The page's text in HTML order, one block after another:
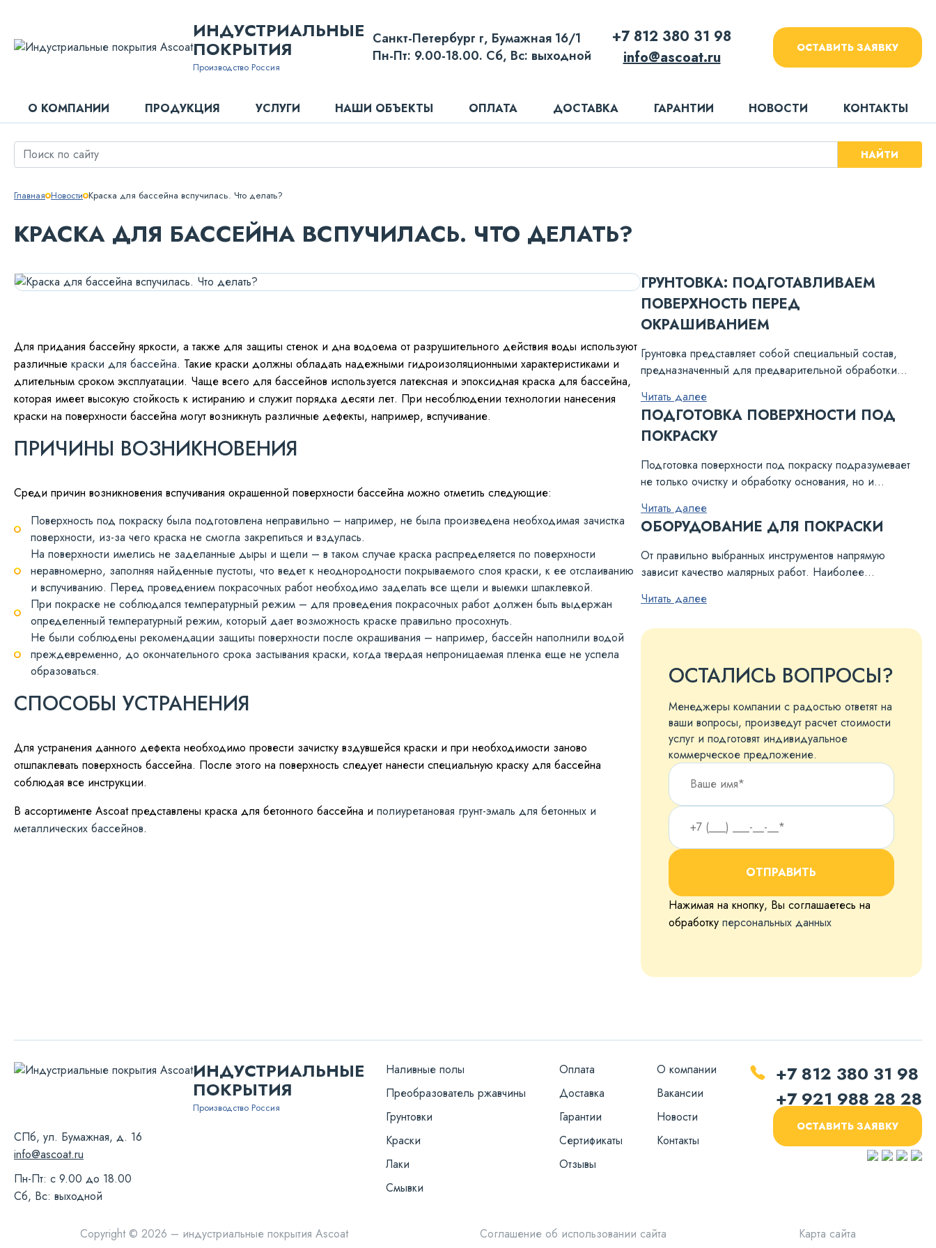
ИНДУСТРИАЛЬНЫЕ
ПОКРЫТИЯ
Производство Россия
Санкт-Петербург г, Бумажная 16/1
Пн-Пт: 9.00-18.00. Сб, Вс: выходной
+7 812 380 31 98
info@ascoat.ru
ОСТАВИТЬ ЗАЯВКУ
О КОМПАНИИ ПРОДУКЦИЯ УСЛУГИ НАШИ ОБЪЕКТЫ ОПЛАТА ДОСТАВКА ГАРАНТИИ НОВОСТИ КОНТАКТЫ
НАЙТИ
Главная Новости Краска для бассейна вспучилась. Что делать?
КРАСКА ДЛЯ БАССЕЙНА ВСПУЧИЛАСЬ. ЧТО ДЕЛАТЬ?
Для придания бассейну яркости, а также для защиты стенок и дна водоема от разрушительного действия воды используют
различные краски для бассейна. Такие краски должны обладать надежными гидроизоляционными характеристиками и
длительным сроком эксплуатации. Чаще всего для бассейнов используется латексная и эпоксидная краска для бассейна,
которая имеет высокую стойкость к истиранию и служит порядка десяти лет. При несоблюдении технологии нанесения
краски на поверхности бассейна могут возникнуть различные дефекты, например, вспучивание.
ПРИЧИНЫ ВОЗНИКНОВЕНИЯ
Среди причин возникновения вспучивания окрашенной поверхности бассейна можно отметить следующие:
Поверхность под покраску была подготовлена неправильно – например, не была произведена необходимая зачистка
поверхности, из-за чего краска не смогла закрепиться и вздулась.
На поверхности имелись не заделанные дыры и щели – в таком случае краска распределяется по поверхности
неравномерно, заполняя найденные пустоты, что ведет к неоднородности покрываемого слоя краски, к ее отслаиванию
и вспучиванию. Перед проведением покрасочных работ необходимо заделать все щели и выемки шпаклевкой.
При покраске не соблюдался температурный режим – для проведения покрасочных работ должен быть выдержан
определенный температурный режим, который дает возможность краске правильно просохнуть.
Не были соблюдены рекомендации защиты поверхности после окрашивания – например, бассейн наполнили водой
преждевременно, до окончательного срока застывания краски, когда твердая непроницаемая пленка еще не успела
образоваться.
СПОСОБЫ УСТРАНЕНИЯ
Для устранения данного дефекта необходимо провести зачистку вздувшейся краски и при необходимости заново
отшпаклевать поверхность бассейна. После этого на поверхность следует нанести специальную краску для бассейна
соблюдая все инструкции.
В ассортименте Ascoat представлены краска для бетонного бассейна и полиуретановая грунт-эмаль для бетонных и
металлических бассейнов.
ГРУНТОВКА: ПОДГОТАВЛИВАЕМ
ПОВЕРХНОСТЬ ПЕРЕД
ОКРАШИВАНИЕМ
Грунтовка представляет собой специальный состав,
предназначенный для предварительной обработки
грунта зависит качество последующих работ и
надежность покрытия.
Читать далее
ПОДГОТОВКА ПОВЕРХНОСТИ ПОД
ПОКРАСКУ
Подготовка поверхности под покраску подразумевает
не только очистку и обработку основания, но и
Малярные работы проводятся при сухой и теплой
погоде, без осадков и не под прямыми солнечными
лучами.
Читать далее
ОБОРУДОВАНИЕ ДЛЯ ПОКРАСКИ
От правильно выбранных инструментов напрямую
зависит качество малярных работ. Наиболее
кисть, валик и пульверизатор (краскопульт).
Читать далее
ОСТАЛИСЬ ВОПРОСЫ?
Менеджеры компании с радостью ответят на
ваши вопросы, произведут расчет стоимости
услуг и подготовят индивидуальное
коммерческое предложение.
ОТПРАВИТЬ
Нажимая на кнопку, Вы соглашаетесь на
обработку персональных данных
ИНДУСТРИАЛЬНЫЕ
ПОКРЫТИЯ
Производство Россия
СПб, ул. Бумажная, д. 16
info@ascoat.ru
Пн-Пт: с 9.00 до 18.00
Сб, Вс: выходной
Наливные полы
Преобразователь ржавчины
Грунтовки
Краски
Лаки
Смывки
Оплата
Доставка
Гарантии
Сертификаты
Отзывы
О компании
Вакансии
Новости
Контакты
+7 812 380 31 98
+7 921 988 28 28
ОСТАВИТЬ ЗАЯВКУ
Copyright © 2026 – индустриальные покрытия Ascoat Соглашение об использовании сайта Карта сайта